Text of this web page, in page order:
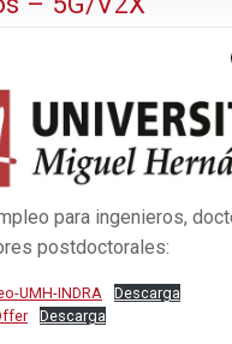
para ingenieros,
postdoctorales:
UMH-INDRA
Descarga
Descarga